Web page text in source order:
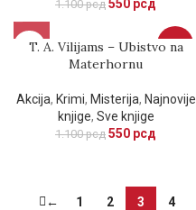
1.100рсд 550 рсд
-50%
T. A. Vilijams – Ubistvo na
Materhornu
Akcija, Krimi, Misterija, Najnovije
knjige, Sve knjige
1.100рсд 550 рсд
← 1 2 3 4